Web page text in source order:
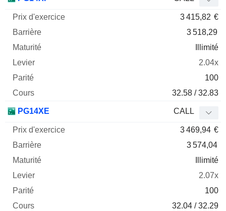
3 415,82 €
3 518,29
Illimité
2.04x
100
32.58 / 32.83
PG14XE CALL
3 469,94 €
3 574,04
Illimité
2.07x
100
32.04 / 32.29